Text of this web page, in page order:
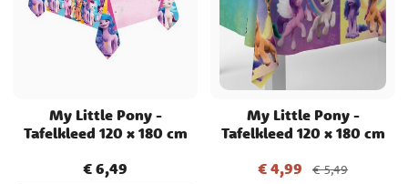
My Little Pony -
Tafelkleed 120 x 180 cm
Prijs :€ 6,49
€ 6,49
My Little Pony -
Tafelkleed 120 x 180 cm
Actuele prijs: € 4,99Vorige
prijs € 5,49
€ 4,99 € 5,49